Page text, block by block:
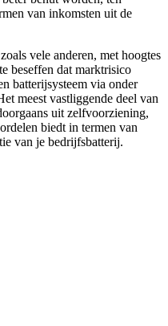
van inkomsten uit de
vele anderen, met hoogtes
beseffen dat marktrisico
batterijsysteem via onder
meest vastliggende deel van
uit zelfvoorziening,
biedt in termen van
van je bedrijfsbatterij.